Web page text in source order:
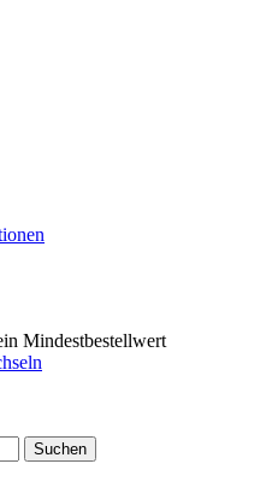
Mindestbestellwert
Suchen